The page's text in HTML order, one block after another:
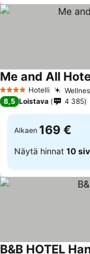
4 Tähtiluokitus
Hotelli
Me and All
8,5 Loistava 4 385
Alkaen 169 €
Näytä hinnat 10
B&B HOTEL